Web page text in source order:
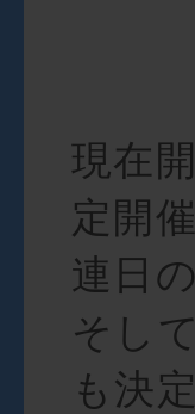
現在
定開
連日
そし
も決